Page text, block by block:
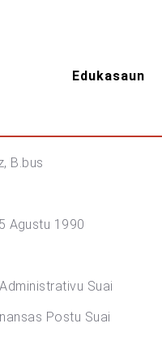
Edukasaun
1990
Suai
Postu Suai